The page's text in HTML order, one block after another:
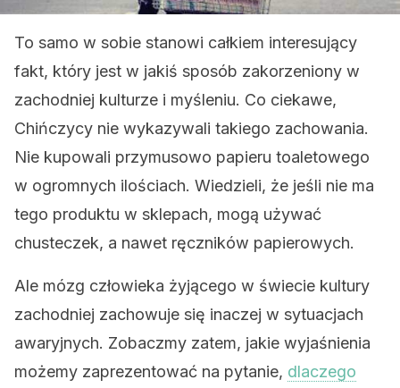
To samo w sobie stanowi całkiem interesujący
fakt, który jest w jakiś sposób zakorzeniony w
zachodniej kulturze i myśleniu. Co ciekawe,
Chińczycy nie wykazywali takiego zachowania.
Nie kupowali przymusowo papieru toaletowego
w ogromnych ilościach. Wiedzieli, że jeśli nie ma
tego produktu w sklepach, mogą używać
chusteczek, a nawet ręczników papierowych.
Ale mózg człowieka żyjącego w świecie kultury
zachodniej zachowuje się inaczej w sytuacjach
awaryjnych. Zobaczmy zatem, jakie wyjaśnienia
możemy zaprezentować na pytanie, dlaczego